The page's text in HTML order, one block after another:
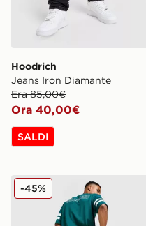
Hoodrich
Jeans Iron Diamante
Era 85,00€
Ora 40,00€
SALDI
Hoodrich H Galaxy
-45%